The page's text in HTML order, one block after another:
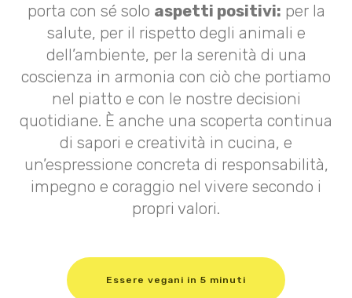
porta con sé solo aspetti positivi: per la
salute, per il rispetto degli animali e
dell’ambiente, per la serenità di una
coscienza in armonia con ciò che portiamo
nel piatto e con le nostre decisioni
quotidiane. È anche una scoperta continua
di sapori e creatività in cucina, e
un’espressione concreta di responsabilità,
impegno e coraggio nel vivere secondo i
propri valori.
Essere vegani in 5 minuti